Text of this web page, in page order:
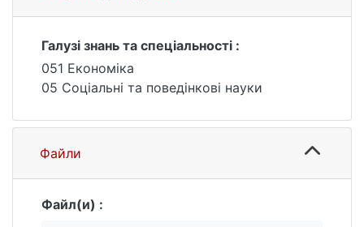
Галузі знань та спеціальності :
051 Економіка
05 Соціальні та поведінкові науки
Файли
Файл(и) :